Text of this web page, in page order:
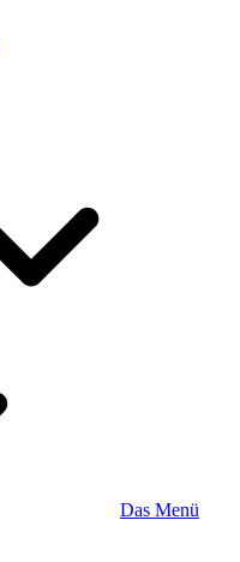
Das Menü